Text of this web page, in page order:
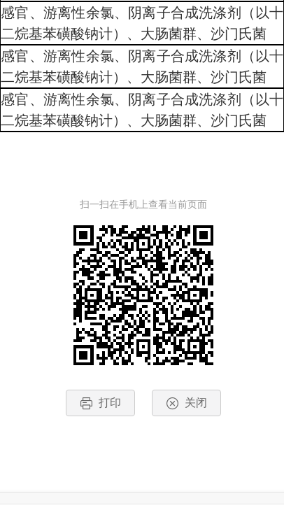
感官、游离性余氯、阴离子合成洗涤剂（以十
二烷基苯磺酸钠计）、大肠菌群、沙门氏菌
感官、游离性余氯、阴离子合成洗涤剂（以十
二烷基苯磺酸钠计）、大肠菌群、沙门氏菌
感官、游离性余氯、阴离子合成洗涤剂（以十
二烷基苯磺酸钠计）、大肠菌群、沙门氏菌
扫一扫在手机上查看当前页面
打印 关闭